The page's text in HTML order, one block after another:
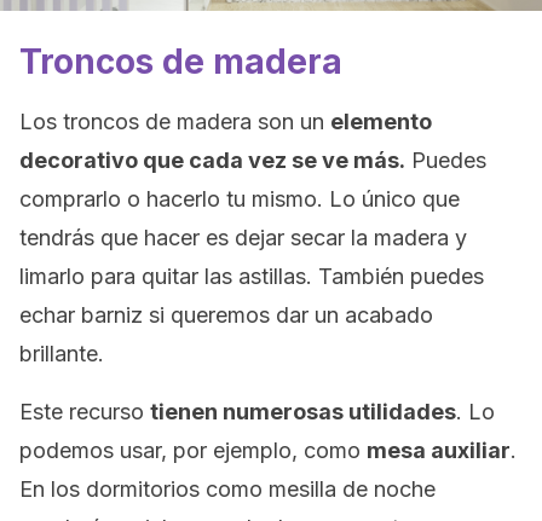
Troncos de madera
Los troncos de madera son un elemento
decorativo que cada vez se ve más. Puedes
comprarlo o hacerlo tu mismo. Lo único que
tendrás que hacer es dejar secar la madera y
limarlo para quitar las astillas. También puedes
echar barniz si queremos dar un acabado
brillante.
Este recurso tienen numerosas utilidades. Lo
podemos usar, por ejemplo, como mesa auxiliar.
En los dormitorios como mesilla de noche